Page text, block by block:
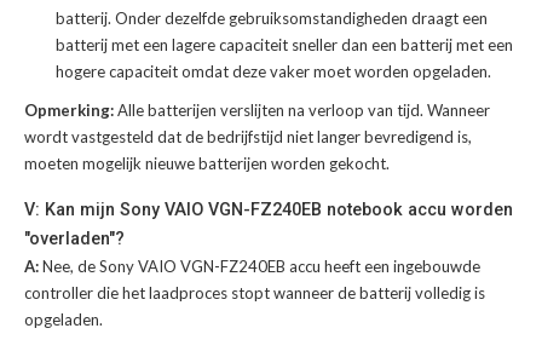
batterij. Onder dezelfde gebruiksomstandigheden draagt een
batterij met een lagere capaciteit sneller dan een batterij met een
hogere capaciteit omdat deze vaker moet worden opgeladen.
Opmerking:Alle batterijen verslijten na verloop van tijd. Wanneer
wordt vastgesteld dat de bedrijfstijd niet langer bevredigend is,
moeten mogelijk nieuwe batterijen worden gekocht.
V: Kan mijn Sony VAIO VGN-FZ240EB notebook accu worden
"overladen"?
A:Nee, de Sony VAIO VGN-FZ240EB accu heeft een ingebouwde
controller die het laadproces stopt wanneer de batterij volledig is
opgeladen.